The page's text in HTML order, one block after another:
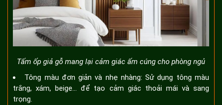
Tấm ốp giả gỗ mang lại cảm giác ấm cúng cho phòng ngủ
Tông màu đơn giản và nhẹ nhàng: Sử dụng tông màu
trắng, xám, beige… để tạo cảm giác thoải mái và sang
trọng.